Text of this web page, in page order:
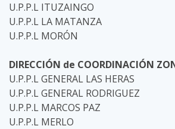
U.P.P.L ITUZAINGO
U.P.P.L LA MATANZA
U.P.P.L MORÓN
DIRECCIÓN de COORDINACIÓN
U.P.P.L GENERAL LAS HERAS
U.P.P.L GENERAL RODRIGUEZ
U.P.P.L MARCOS PAZ
U.P.P.L MERLO